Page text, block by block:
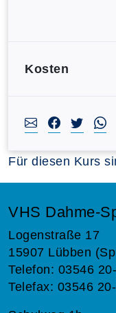
Kosten
Für diesen Kurs
VHS Dahme-
Logenstraße 17
15907 Lübben
Telefon: 03546
Telefax: 03546